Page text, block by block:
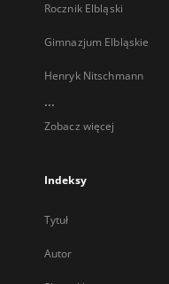
Rocznik Elbląski
Gimnazjum Elbląskie
Henryk Nitschmann
...
Zobacz więcej
Indeksy
Tytuł
Autor